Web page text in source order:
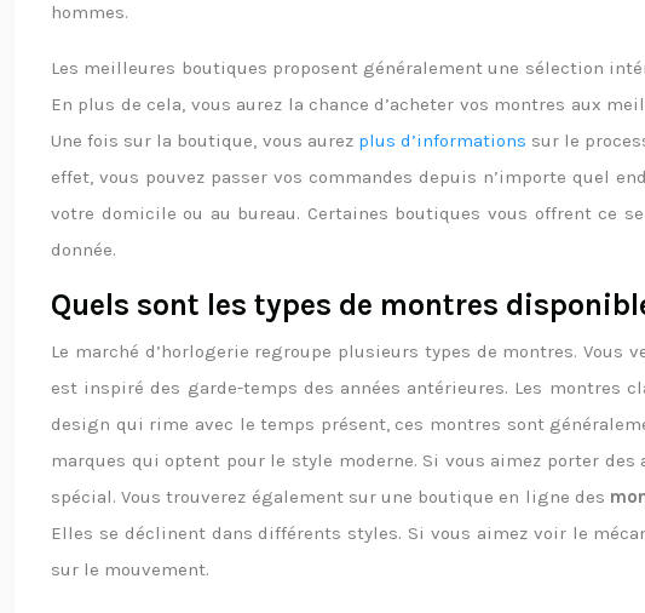
hommes.
Les meilleures boutiques proposent généralement une sélection
En plus de cela, vous aurez la chance d’acheter vos montres aux
Une fois sur la boutique, vous aurez plus d’informations sur le
effet, vous pouvez passer vos commandes depuis n’importe quel
votre domicile ou au bureau. Certaines boutiques vous offrent ce
donnée.
Quels sont les types de montres
Le marché d’horlogerie regroupe plusieurs types de montres. Vous
est inspiré des garde-temps des années antérieures. Les montres
design qui rime avec le temps présent, ces montres sont
marques qui optent pour le style moderne. Si vous aimez porter
spécial. Vous trouverez également sur une boutique en ligne des
Elles se déclinent dans différents styles. Si vous aimez voir le
sur le mouvement.